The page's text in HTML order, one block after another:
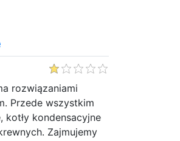
rozwiązaniami
Przede wszystkim
kotły kondensacyjne
Zajmujemy